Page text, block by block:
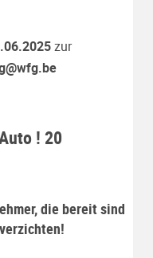
zur
! 20
die bereit sind